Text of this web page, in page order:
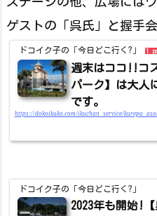
ゲストの「呉氏」と握手
ドコイク子の「今日どこ行く?」 1
週末はココ!!コ
パーク】は大人
です。
https://dokoikuko.com/ikuchan_service/
ドコイク子の「今日どこ行く?」
2023年も開始!